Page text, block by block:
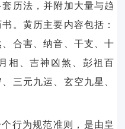
历法，并附加大量与趋
。黄历主要内容包括：
合害、纳音、干支、十
相、吉神凶煞、彭祖百
三元九运、玄空九星、
行为规范准则，是由皇